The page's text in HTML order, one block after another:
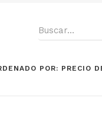
POR: PRECIO